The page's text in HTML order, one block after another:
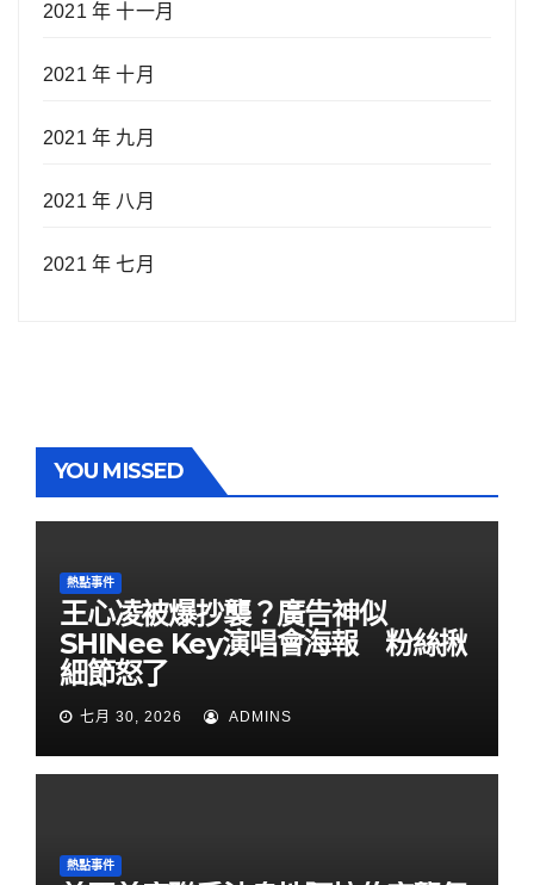
2021 年 十一月
2021 年 十月
2021 年 九月
2021 年 八月
2021 年 七月
YOU MISSED
熱點事件
王心凌被爆抄襲？廣告神似
SHINee Key演唱會海報 粉絲揪
細節怒了
七月 30, 2026 ADMINS
熱點事件